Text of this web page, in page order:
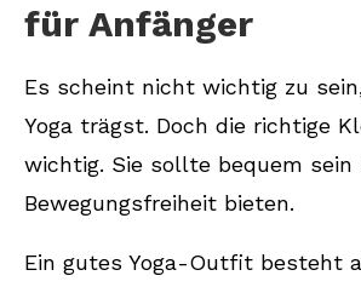
für Anfänger
Es scheint nicht wichtig zu
Yoga trägst. Doch die richtige
wichtig. Sie sollte bequem sein
Bewegungsfreiheit bieten.
Ein gutes Yoga-Outfit besteht